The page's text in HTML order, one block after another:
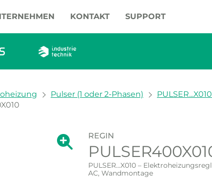
KONTAKT SUPPORT
Pulser (1 oder 2-Phasen)
Zeige große Version des Bildes.
Zeige große
REGIN
PULSER...X010 –
AC, Wandmontage